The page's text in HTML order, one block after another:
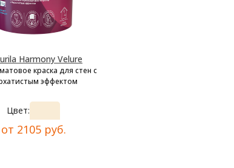
Harmony Velure
краска для стен с
эффектом
Цвет:
от 2105 руб.